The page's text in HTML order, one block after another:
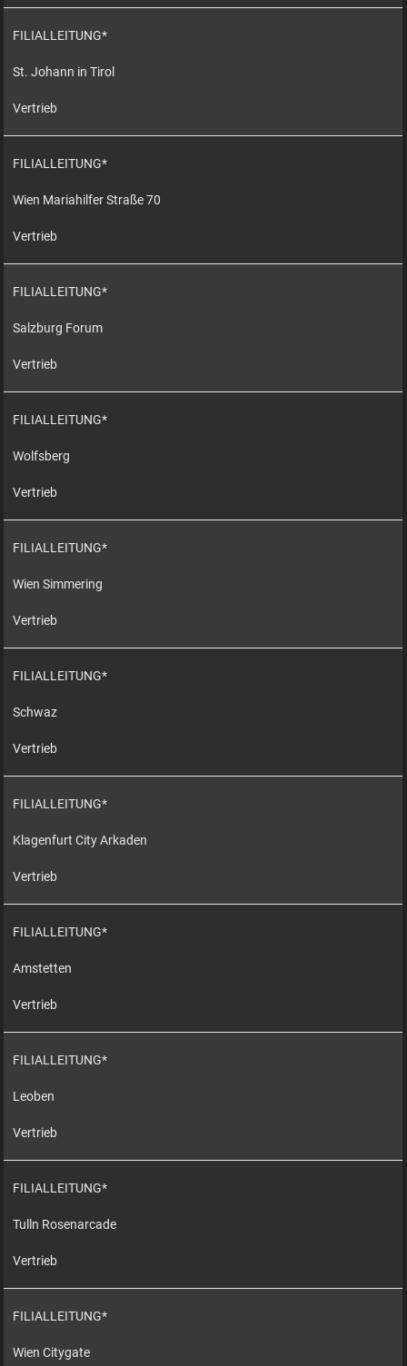
FILIALLEITUNG*
St. Johann in Tirol
Vertrieb
FILIALLEITUNG*
Wien Mariahilfer Straße 70
Vertrieb
FILIALLEITUNG*
Salzburg Forum
Vertrieb
FILIALLEITUNG*
Wolfsberg
Vertrieb
FILIALLEITUNG*
Wien Simmering
Vertrieb
FILIALLEITUNG*
Schwaz
Vertrieb
FILIALLEITUNG*
Klagenfurt City Arkaden
Vertrieb
FILIALLEITUNG*
Amstetten
Vertrieb
FILIALLEITUNG*
Leoben
Vertrieb
FILIALLEITUNG*
Tulln Rosenarcade
Vertrieb
FILIALLEITUNG*
Wien Citygate